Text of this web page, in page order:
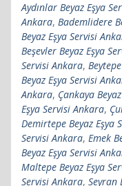
Aydınlar Beyaz Eşya
Ankara, Bademlidere
Beyaz Eşya Servisi
Beşevler Beyaz Eşya
Servisi Ankara,
Beyaz Eşya Servisi
Ankara, Çankaya
Eşya Servisi Ankara,
Demirtepe Beyaz Eşya
Servisi Ankara, Emek
Beyaz Eşya Servisi
Maltepe Beyaz Eşya
Servisi Ankara, Seyran